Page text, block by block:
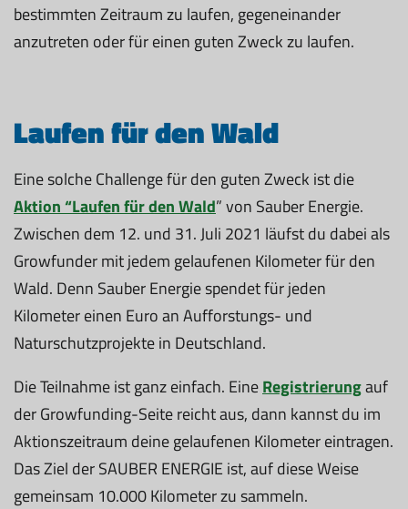
bestimmten Zeitraum zu laufen, gegeneinander
anzutreten oder für einen guten Zweck zu laufen.
Laufen für den Wald
Eine solche Challenge für den guten Zweck ist die
Aktion “Laufen für den Wald” von Sauber Energie.
Zwischen dem 12. und 31. Juli 2021 läufst du dabei als
Growfunder mit jedem gelaufenen Kilometer für den
Wald. Denn Sauber Energie spendet für jeden
Kilometer einen Euro an Aufforstungs- und
Naturschutzprojekte in Deutschland.
Die Teilnahme ist ganz einfach. EineRegistrierungauf
der Growfunding-Seite reicht aus, dann kannst du im
Aktionszeitraum deine gelaufenen Kilometer eintragen.
Das Ziel der SAUBER ENERGIE ist, auf diese Weise
gemeinsam 10.000 Kilometer zu sammeln.